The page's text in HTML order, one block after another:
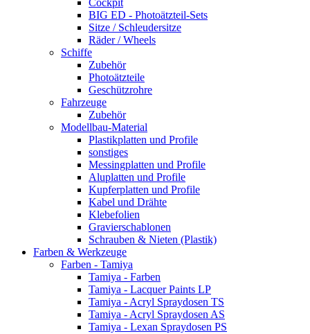
Cockpit
BIG ED - Photoätzteil-Sets
Sitze / Schleudersitze
Räder / Wheels
Schiffe
Zubehör
Photoätzteile
Geschützrohre
Fahrzeuge
Zubehör
Modellbau-Material
Plastikplatten und Profile
sonstiges
Messingplatten und Profile
Aluplatten und Profile
Kupferplatten und Profile
Kabel und Drähte
Klebefolien
Gravierschablonen
Schrauben & Nieten (Plastik)
Farben & Werkzeuge
Farben - Tamiya
Tamiya - Farben
Tamiya - Lacquer Paints LP
Tamiya - Acryl Spraydosen TS
Tamiya - Acryl Spraydosen AS
Tamiya - Lexan Spraydosen PS